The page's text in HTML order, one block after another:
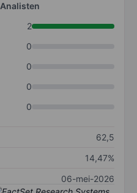
Analisten
2
0
0
0
0
62,5
14,47%
06-mei-2026